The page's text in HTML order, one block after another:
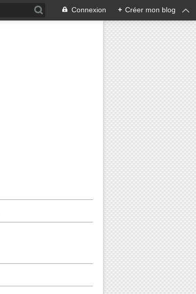
Connexion + Créer mon blog